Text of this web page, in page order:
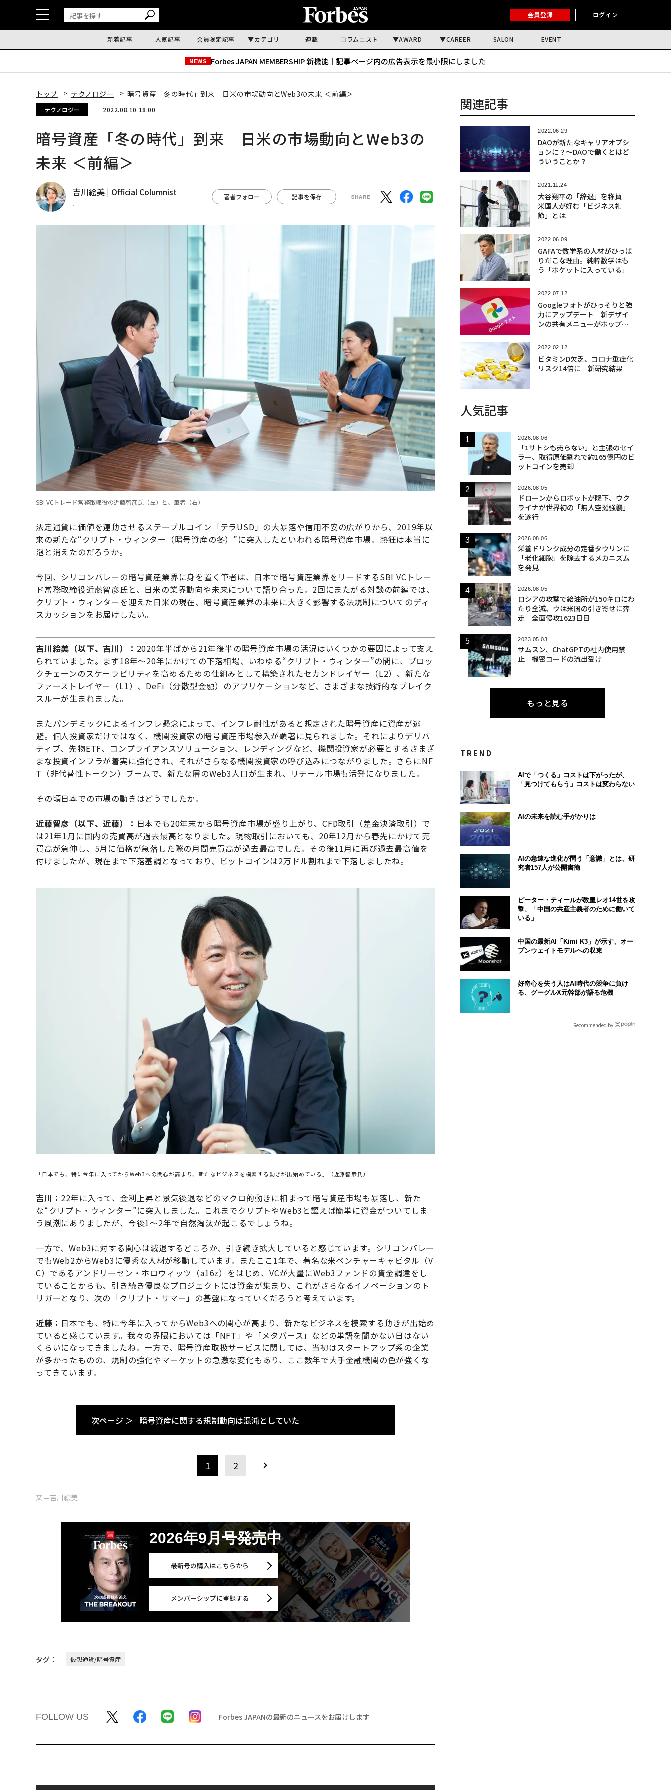
会員登録 ログイン
新着記事 人気記事 会員限定記事 カテゴリ 連載 コラムニスト AWARD CAREER SALON EVENT
NEWS Forbes JAPAN MEMBERSHIP 新機能｜ 記事ページ内の広告表示を最小限にしました
トップ テクノロジー 暗号資産「冬の時代」到来 日米の市場動向とWeb3の未来 ＜前編＞
テクノロジー 2022.08.10 18:00
暗号資産「冬の時代」到来 日米の市場動向とWeb3の
未来 ＜前編＞
吉川絵美 | Official Columnist
.
著者フォロー 記事を保存
SBI VCトレード常務取締役の近藤智彦氏（左）と、筆者（右）
法定通貨に価値を連動させるステーブルコイン「テラUSD」の大暴落や信用不安の広がりから、2019年以
来の新たな“クリプト・ウィンター（暗号資産の冬）”に突入したといわれる暗号資産市場。熱狂は本当に
泡と消えたのだろうか。
今回、シリコンバレーの暗号資産業界に身を置く筆者は、日本で暗号資産業界をリードするSBI VCトレー
ド常務取締役近藤智彦氏と、日米の業界動向や未来について語り合った。2回にまたがる対談の前編では、
クリプト・ウィンターを迎えた日米の現在、暗号資産業界の未来に大きく影響する法規制についてのディ
スカッションをお届けしたい。
吉川絵美（以下、吉川）： 2020年半ばから21年後半の暗号資産市場の活況はいくつかの要因によって支え
られていました。まず18年〜20年にかけての下落相場、いわゆる“クリプト・ウィンター”の間に、ブロッ
クチェーンのスケーラビリティを高めるための仕組みとして構築されたセカンドレイヤー（L2）、新たな
ファーストレイヤー（L1）、DeFi（分散型金融）のアプリケーションなど、さまざまな技術的なブレイク
スルーが生まれました。
またパンデミックによるインフレ懸念によって、インフレ耐性があると想定された暗号資産に資産が逃
避。個人投資家だけではなく、機関投資家の暗号資産市場参入が顕著に見られました。それによりデリバ
ティブ、先物ETF、コンプライアンスソリューション、レンディングなど、機関投資家が必要とするさまざ
まな投資インフラが着実に強化され、それがさらなる機関投資家の呼び込みにつながりました。さらにNF
T（非代替性トークン）ブームで、新たな層のWeb3人口が生まれ、リテール市場も活発になりました。
その頃日本での市場の動きはどうでしたか。
近藤智彦（以下、近藤）： 日本でも20年末から暗号資産市場が盛り上がり、CFD取引（差金決済取引）で
は21年1月に国内の売買高が過去最高となりました。現物取引においても、20年12月から春先にかけて売
買高が急伸し、5月に価格が急落した際の月間売買高が過去最高でした。その後11月に再び過去最高値を
付けましたが、現在まで下落基調となっており、ビットコインは2万ドル割れまで下落しましたね。
「日本でも、特に今年に入ってからWeb3への関心が高まり、新たなビジネスを模索する動きが出始めている」（近藤智彦氏）
吉川： 22年に入って、金利上昇と景気後退などのマクロ的動きに相まって暗号資産市場も暴落し、新た
な“クリプト・ウィンター”に突入しました。これまでクリプトやWeb3と謳えば簡単に資金がついてしま
う風潮にありましたが、今後1〜2年で自然淘汰が起こるでしょうね。
一方で、Web3に対する関心は減退するどころか、引き続き拡大していると感じています。シリコンバレー
でもWeb2からWeb3に優秀な人材が移動しています。またここ1年で、著名な米ベンチャーキャピタル（V
C）であるアンドリーセン・ホロウィッツ（a16z）をはじめ、VCが大量にWeb3ファンドの資金調達をし
ていることからも、引き続き優良なプロジェクトには資金が集まり、これがさらなるイノベーションのト
リガーとなり、次の「クリプト・サマー」の基盤になっていくだろうと考えています。
近藤： 日本でも、特に今年に入ってからWeb3への関心が高まり、新たなビジネスを模索する動きが出始め
ていると感じています。我々の界隈においては「NFT」や「メタバース」などの単語を聞かない日はない
くらいになってきましたね。一方で、暗号資産取扱サービスに関しては、当初はスタートアップ系の企業
が多かったものの、規制の強化やマーケットの急激な変化もあり、ここ数年で大手金融機関の色が強くな
ってきています。
次ページ ＞ 暗号資産に関する規制動向は混沌としていた
1 2
文＝吉川絵美
2026年9月号発売中
最新号の購入はこちらから
メンバーシップに登録する
タグ： 仮想通貨/暗号資産
FOLLOW US Forbes JAPANの最新のニュースをお届けします
関連記事
2022.06.29
DAOが新たなキャリアオプシ
ョンに？〜DAOで働くとはど
ういうことか？
2021.11.24
大谷翔平の「辞退」を称賛
米国人が好む「ビジネス礼
節」とは
2022.06.09
GAFAで数学系の人材がひっぱ
りだこな理由。純粋数学はも
う「ポケットに入っている」
2022.07.12
Googleフォトがひっそりと強
力にアップデート 新デザイ
ンの共有メニューがポップア
2022.02.12
ビタミンD欠乏、コロナ重症化
リスク14倍に 新研究結果
人気記事
2026.08.06
「1サトシも売らない」と主張のセイ
ラー、取得原価割れで約165億円のビ
ットコインを売却
2026.08.05
ドローンからロボットが降下、ウク
ライナが世界初の「無人空挺強襲」
を遂行
2026.08.06
栄養ドリンク成分の定番タウリンに
「老化細胞」を除去するメカニズム
を発見
2026.08.05
ロシアの攻撃で給油所が150キロにわ
たり全滅、ウは米国の引き寄せに奔
走 全面侵攻1623日目
2023.05.03
サムスン、ChatGPTの社内使用禁
止 機密コードの流出受け
もっと見る
TREND
AIで「つくる」コストは下がったが、
「見つけてもらう」コストは変わらない
AIの未来を読む手がかりは
AIの急速な進化が問う「意識」とは、研
究者157人が公開書簡
ピーター・ティールが教皇レオ14世を攻
撃、「中国の共産主義者のために働いて
いる」
中国の最新AI「Kimi K3」が示す、オー
プンウェイトモデルへの収束
好奇心を失う人はAI時代の競争に負け
る、グーグルX元幹部が語る危機
Recommended by